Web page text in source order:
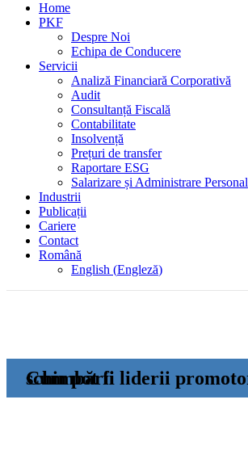
Home
PKF
Despre Noi
Echipa de Conducere
Servicii
Analiză Financiară Corporativă
Audit
Consultanță Fiscală
Contabilitate
Insolvență
Prețuri de transfer
Raportare ESG
Salarizare și Administrare Personal
Industrii
Publicații
Cariere
Contact
Română
English (Engleză)
Cum pot fi liderii promotori ai schimbării